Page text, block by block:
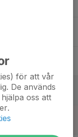
för att vår
De används
oss att